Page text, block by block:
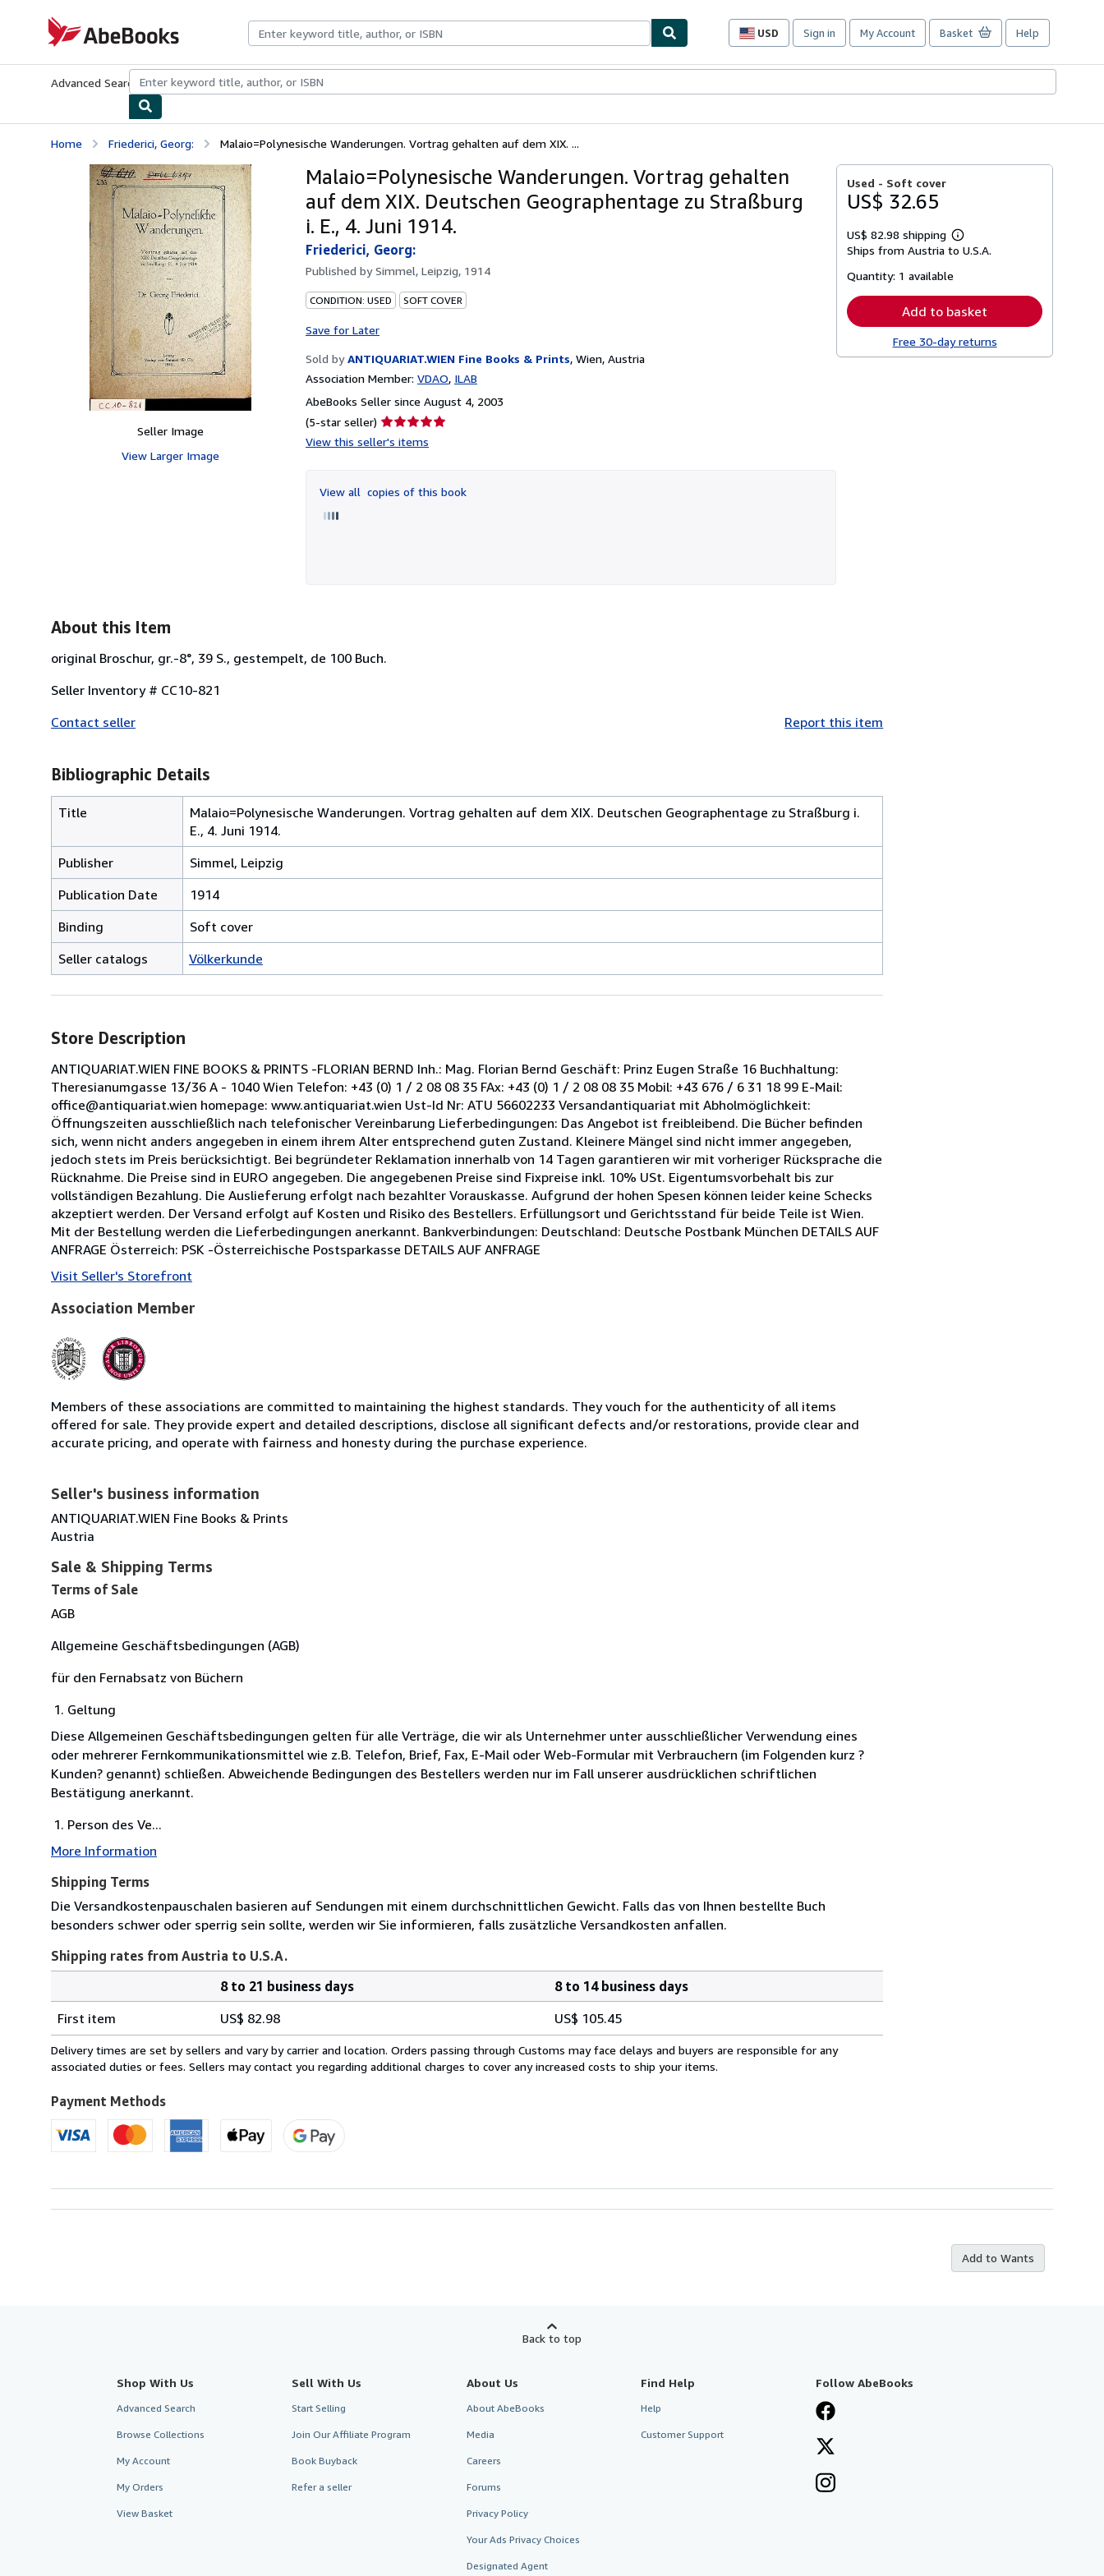
AbeBooks.com
USD
Site
preferences
Sign in My Account Basket Help
Advanced Search Browse CollectionsRare BooksArt & Collectibles
Home Friederici, Georg: Malaio=Polynesische Wanderungen. Vortrag gehalten auf dem XIX. ...
Seller Image
View Larger Image
Malaio=Polynesische Wanderungen. Vortrag gehalten
auf dem XIX. Deutschen Geographentage zu Straßburg
i. E., 4. Juni 1914.
Friederici, Georg:
Published bySimmel, Leipzig, 1914
CONDITION: USED SOFT COVER
Save for Later
Sold by ANTIQUARIAT.WIEN Fine Books & Prints, Wien, Austria
Association Member: VDAO ILAB
AbeBooks Seller since August 4, 2003
(5-star seller) Seller
rating
of
5
View this seller's items
View all copies of this book
Used - Soft cover
US$ 32.65
US$ 82.98 shipping
Learn
more
Ships from Austria to U.S.A.
Quantity: 1 available
Add to basket
Free 30-day returns
About this Item
original Broschur, gr.-8°, 39 S., gestempelt, de 100 Buch.
Seller Inventory # CC10-821
Contact seller
Report this item
Bibliographic Details
Title
Malaio=Polynesische Wanderungen. Vortrag gehalten auf dem XIX. Deutschen Geographentage zu Straßburg i.
E., 4. Juni 1914.
Publisher
Simmel, Leipzig
Publication Date
1914
Binding
Soft cover
Seller catalogs
Völkerkunde
Store Description
ANTIQUARIAT.WIEN FINE BOOKS & PRINTS -FLORIAN BERND Inh.: Mag. Florian Bernd Geschäft: Prinz Eugen Straße 16 Buchhaltung:
Theresianumgasse 13/36 A - 1040 Wien Telefon: +43 (0) 1 / 2 08 08 35 FAx: +43 (0) 1 / 2 08 08 35 Mobil: +43 676 / 6 31 18 99 E-Mail:
office@antiquariat.wien homepage: www.antiquariat.wien Ust-Id Nr: ATU 56602233 Versandantiquariat mit Abholmöglichkeit:
Öffnungszeiten ausschließlich nach telefonischer Vereinbarung Lieferbedingungen: Das Angebot ist freibleibend. Die Bücher befinden
sich, wenn nicht anders angegeben in einem ihrem Alter entsprechend guten Zustand. Kleinere Mängel sind nicht immer angegeben,
jedoch stets im Preis berücksichtigt. Bei begründeter Reklamation innerhalb von 14 Tagen garantieren wir mit vorheriger Rücksprache die
Rücknahme. Die Preise sind in EURO angegeben. Die angegebenen Preise sind Fixpreise inkl. 10% USt. Eigentumsvorbehalt bis zur
vollständigen Bezahlung. Die Auslieferung erfolgt nach bezahlter Vorauskasse. Aufgrund der hohen Spesen können leider keine Schecks
akzeptiert werden. Der Versand erfolgt auf Kosten und Risiko des Bestellers. Erfüllungsort und Gerichtsstand für beide Teile ist Wien.
Mit der Bestellung werden die Lieferbedingungen anerkannt. Bankverbindungen: Deutschland: Deutsche Postbank München DETAILS AUF
ANFRAGE Österreich: PSK -Österreichische Postsparkasse DETAILS AUF ANFRAGE
Visit Seller's Storefront
Association Member
Members of these associations are committed to maintaining the highest standards. They vouch for the authenticity of all items
offered for sale. They provide expert and detailed descriptions, disclose all significant defects and/or restorations, provide clear and
accurate pricing, and operate with fairness and honesty during the purchase experience.
Seller's business information
ANTIQUARIAT.WIEN Fine Books & Prints
Austria
Sale & Shipping Terms
Terms of Sale
AGB
Allgemeine Geschäftsbedingungen (AGB)
für den Fernabsatz von Büchern
Geltung
Diese Allgemeinen Geschäftsbedingungen gelten für alle Verträge, die wir als Unternehmer unter ausschließlicher Verwendung eines
oder mehrerer Fernkommunikationsmittel wie z.B. Telefon, Brief, Fax, E-Mail oder Web-Formular mit Verbrauchern (im Folgenden kurz ?
Kunden? genannt) schließen. Abweichende Bedingungen des Bestellers werden nur im Fall unserer ausdrücklichen schriftlichen
Bestätigung anerkannt.
Person des Ve...
More Information
Shipping Terms
Die Versandkostenpauschalen basieren auf Sendungen mit einem durchschnittlichen Gewicht. Falls das von Ihnen bestellte Buch
besonders schwer oder sperrig sein sollte, werden wir Sie informieren, falls zusätzliche Versandkosten anfallen.
Shipping rates from Austria to U.S.A.
rates
from
Austria
U.S.A.
8 to 21 business days
8 to 14 business days
First item
US$ 82.98 US$ 105.45
Delivery times are set by sellers and vary by carrier and location. Orders passing through Customs may face delays and buyers are responsible for any
associated duties or fees. Sellers may contact you regarding additional charges to cover any increased costs to ship your items.
Payment Methods
Add to Wants
Back to top
Shop With Us
Advanced Search
Browse Collections
My Account
My Orders
View Basket
Sell With Us
Start Selling
Join Our Affiliate Program
Book Buyback
Refer a seller
About Us
About AbeBooks
Media
Careers
Forums
Privacy Policy
Your Ads Privacy Choices
Designated Agent
Find Help
Help
Customer Support
Follow AbeBooks